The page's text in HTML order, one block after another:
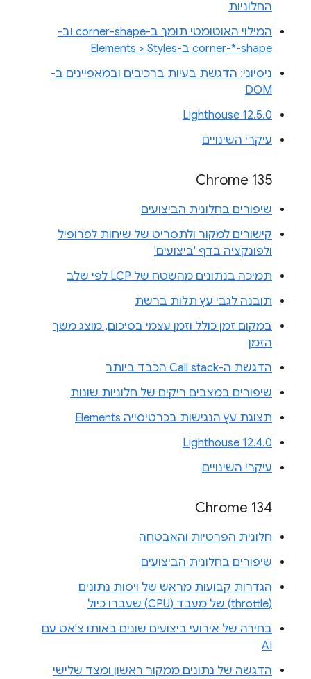
החלוניות
המילוי האוטומטי תומך ב-corner-shape וב-
corner-*-shape ב-Elements > Styles
ניסיוני: הדגשת בעיות ברכיבים ובמאפיינים ב-
DOM
Lighthouse 12.5.0
עיקרי השינויים
Chrome 135
שיפורים בחלונית הביצועים
קישורים למקור ולתסריט של שיחות לפרופיל
ולפונקציה בדף 'ביצועים'
תמיכה בנתונים מהשטח של LCP לפי שלב
תובנה לגבי עץ תלות ברשת
במקום זמן כולל וזמן עצמי בסיכום, מוצג משך
הזמן
הדגשת ה-Call stack הכבד ביותר
שיפורים במצבים ריקים של חלוניות שונות
תצוגת עץ הנגישות בכרטיסייה Elements
Lighthouse 12.4.0
עיקרי השינויים
Chrome 134
חלונית הפרטיות והאבטחה
שיפורים בחלונית הביצועים
הגדרות קבועות מראש של ויסות נתונים
(throttle) של מעבד (CPU) שעברו כיול
בחירה של אירועי ביצועים שונים באותו צ'אט עם
AI
הדגשה של נתונים ממקור ראשון ומצד שלישי